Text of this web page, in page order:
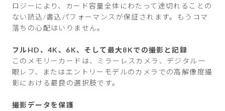
ロジーにより、カード容量全体にわたって途切れることの
ない読込/書込パフォーマンスが保証されます。もうコマ
落ちの心配はいりません。
フルHD、4K、6K、そして最大8Kでの撮影と記録
このメモリーカードは、ミラーレスカメラ、デジタル一
眼レフ、またはエントリーモデルのカメラでの高解像度撮
影における最良の選択肢です。
撮影データを保護